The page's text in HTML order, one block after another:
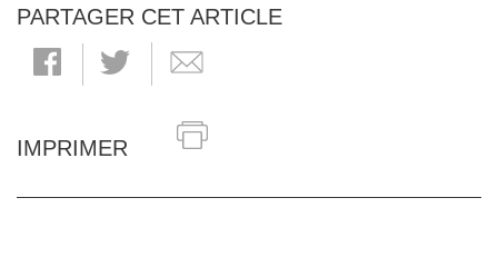
PARTAGER CET ARTICLE
IMPRIMER